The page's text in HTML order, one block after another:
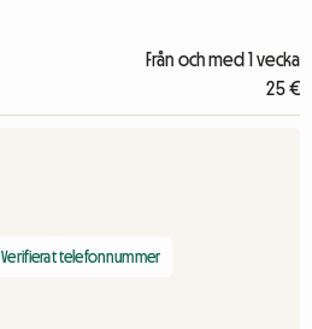
Från och med 1 vecka
25 €
Verifierat telefonnummer